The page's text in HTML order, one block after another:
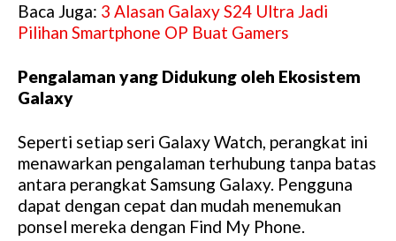
Baca Juga: 3 Alasan Galaxy S24 Ultra Jadi
Pilihan Smartphone OP Buat Gamers
Pengalaman yang Didukung oleh Ekosistem
Galaxy
Seperti setiap seri Galaxy Watch, perangkat ini
menawarkan pengalaman terhubung tanpa batas
antara perangkat Samsung Galaxy. Pengguna
dapat dengan cepat dan mudah menemukan
ponsel mereka dengan Find My Phone.